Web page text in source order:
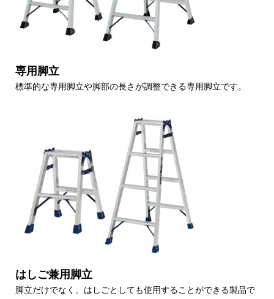
専用脚立
標準的な専用脚立や脚部の長さが調整できる専用脚立です。
はしご兼用脚立
脚立だけでなく、はしごとしても使用することができる製品で